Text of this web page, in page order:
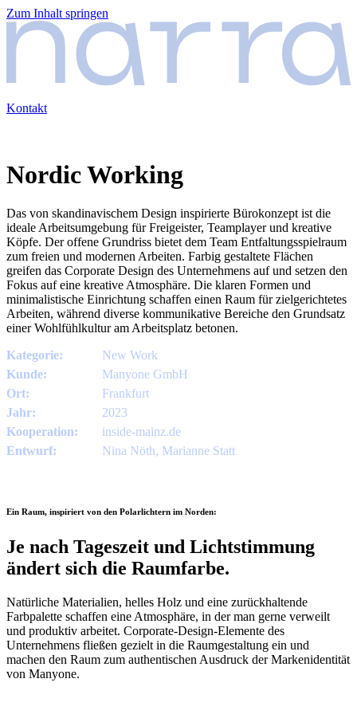
Zum Inhalt springen
Kontakt
Nordic Working
Das von skandinavischem Design inspirierte Bürokonzept ist die
ideale Arbeitsumgebung für Freigeister, Teamplayer und kreative
Köpfe. Der offene Grundriss bietet dem Team Entfaltungsspielraum
zum freien und modernen Arbeiten. Farbig gestaltete Flächen
greifen das Corporate Design des Unternehmens auf und setzen den
Fokus auf eine kreative Atmosphäre. Die klaren Formen und
minimalistische Einrichtung schaffen einen Raum für zielgerichtetes
Arbeiten, während diverse kommunikative Bereiche den Grundsatz
einer Wohlfühlkultur am Arbeitsplatz betonen.
Kategorie:
New Work
Kunde:
Manyone GmbH
Ort:
Frankfurt
Jahr:
2023
Kooperation:
inside-mainz.de
Entwurf:
Nina Nöth, Marianne Statt
Ein Raum, inspiriert von den Polarlichtern im Norden:
Je nach Tageszeit und Lichtstimmung
ändert sich die Raumfarbe.
Natürliche Materialien, helles Holz und eine zurückhaltende
Farbpalette schaffen eine Atmosphäre, in der man gerne verweilt
und produktiv arbeitet. Corporate-Design-Elemente des
Unternehmens fließen gezielt in die Raumgestaltung ein und
machen den Raum zum authentischen Ausdruck der Markenidentität
von Manyone.